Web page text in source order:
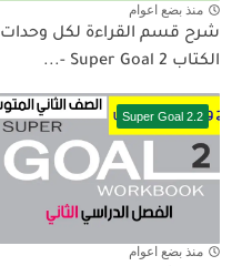
منذ بضع اعوام
شرح قسم القراءة لكل وحدات
الكتاب Super Goal 2 -...
Super Goal 2.2
منذ بضع اعوام